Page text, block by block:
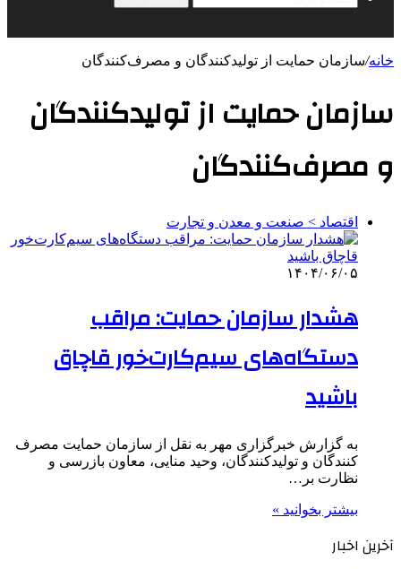
خانه/سازمان حمایت از تولیدکنندگان و مصرف‌کنندگان
سازمان حمایت از تولیدکنندگان
و مصرف‌کنندگان
اقتصاد > صنعت و معدن و تجارت
۱۴۰۴/۰۶/۰۵
هشدار سازمان حمایت: مراقب
دستگاه‌های سیم‌کارت‌خور قاچاق
باشید
به گزارش خبرگزاری مهر به نقل از سازمان حمایت مصرف
کنندگان و تولیدکنندگان، وحید منایی، معاون بازرسی و
نظارت بر…
بیشتر بخوانید »
آخرین اخبار